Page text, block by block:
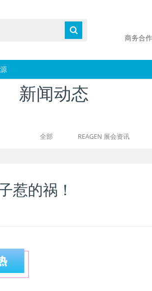
商务合
新闻动态
全部 REAGEN 展会资讯
惹的祸！